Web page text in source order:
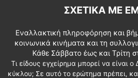
ΣΧΕΤΙΚΆ ΜΕ
Εναλλακτική πληροφόρηση και
κοινωνικά κινήματα και τη
Κάθε Σάββατο έως και Τρίτη
Τι είδους εγχείρημα μπορεί να είναι
κύκλου; Σε αυτό το ερώτημα πρέπει,